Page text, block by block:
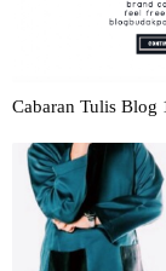
Cabaran Tulis Blog